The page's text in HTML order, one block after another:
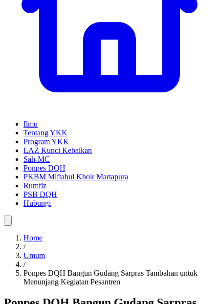
Ilmu
Tentang YKK
Program YKK
LAZ Kunci Kebaikan
Sah-MC
Ponpes DQH
PKBM Miftahul Khoir Martapura
Rumfiz
PSB DQH
Home
/
Umum
/
Ponpes DQH Bangun Gudang Sarpras Tambahan untuk